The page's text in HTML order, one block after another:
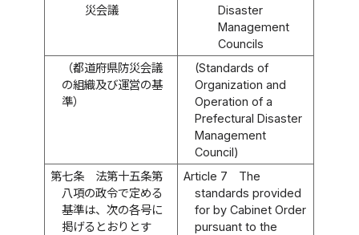
災会議
Disaster
Management
Councils
（都道府県防災会議
の組織及び運営の基
準）
(Standards of
Organization and
Operation of a
Prefectural Disaster
Management
Council)
第七条
法第十五条第
八項の政令で定める
基準は、次の各号に
掲げるとおりとす
Article 7
The
standards provided
for by Cabinet Order
pursuant to the